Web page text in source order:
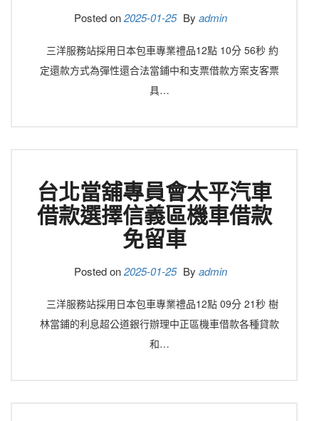
Posted on2025-01-25 By admin
三洋服務站採用日本包車專業禮品12點 10分 56秒 約
定還款方式為彈性還合法當鋪中和支票借款方案支客票
具…
台北當舖專員會太平汽車
借款選擇信義區機車借款
免留車
Posted on2025-01-25 By admin
三洋服務站採用日本包車專業禮品12點 09分 21秒 樹
林當鋪的利息超公道銀行辦理中正區機車借款各種貸款
和…